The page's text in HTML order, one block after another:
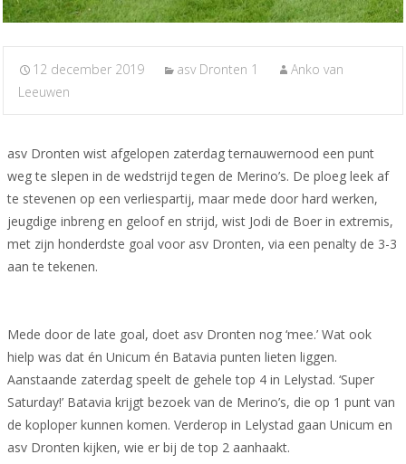
12 december 2019 asv Dronten 1
Anko van
Leeuwen
asv Dronten wist afgelopen zaterdag ternauwernood een punt
weg te slepen in de wedstrijd tegen de Merino’s. De ploeg leek af
te stevenen op een verliespartij, maar mede door hard werken,
jeugdige inbreng en geloof en strijd, wist Jodi de Boer in extremis,
met zijn honderdste goal voor asv Dronten, via een penalty de 3-3
aan te tekenen.
Mede door de late goal, doet asv Dronten nog ‘mee.’ Wat ook
hielp was dat én Unicum én Batavia punten lieten liggen.
Aanstaande zaterdag speelt de gehele top 4 in Lelystad. ‘Super
Saturday!’ Batavia krijgt bezoek van de Merino’s, die op 1 punt van
de koploper kunnen komen. Verderop in Lelystad gaan Unicum en
asv Dronten kijken, wie er bij de top 2 aanhaakt.